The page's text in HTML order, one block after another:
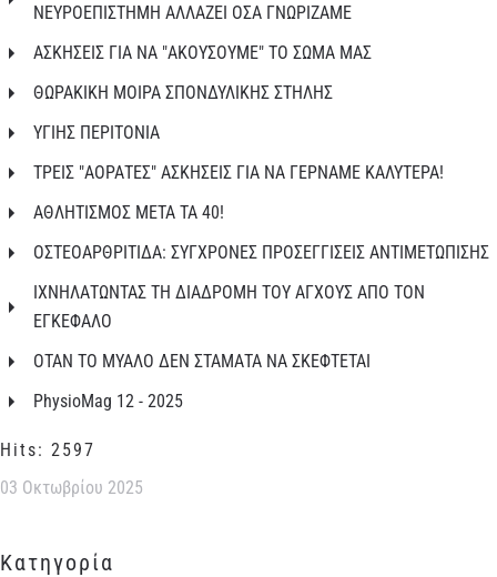
Hits: 2597
03 Οκτωβρίου 2025
Κατηγορία
ΝΕΥΡΟΕΠΙΣΤΗΜΗ ΑΛΛΑΖΕΙ ΟΣΑ ΓΝΩΡΙΖΑΜΕ
ΑΣΚΗΣΕΙΣ ΓΙΑ ΝΑ "ΑΚΟΥΣΟΥΜΕ" ΤΟ ΣΩΜΑ ΜΑΣ
ΘΩΡΑΚΙΚΗ ΜΟΙΡΑ ΣΠΟΝΔΥΛΙΚΗΣ ΣΤΗΛΗΣ
ΥΓΙΗΣ ΠΕΡΙΤΟΝΙΑ
ΤΡΕΙΣ "ΑΟΡΑΤΕΣ" ΑΣΚΗΣΕΙΣ ΓΙΑ ΝΑ ΓΕΡΝΑΜΕ ΚΑΛΥΤΕΡΑ!
ΑΘΛΗΤΙΣΜΟΣ ΜΕΤΑ ΤΑ 40!
ΟΣΤΕΟΑΡΘΡΙΤΙΔΑ: ΣΥΓΧΡΟΝΕΣ ΠΡΟΣΕΓΓΙΣΕΙΣ ΑΝΤΙΜΕΤΩΠΙΣΗΣ
ΙΧΝΗΛΑΤΩΝΤΑΣ ΤΗ ΔΙΑΔΡΟΜΗ ΤΟΥ ΑΓΧΟΥΣ ΑΠΟ ΤΟΝ
ΕΓΚΕΦΑΛΟ
ΟΤΑΝ ΤΟ ΜΥΑΛΟ ΔΕΝ ΣΤΑΜΑΤΑ ΝΑ ΣΚΕΦΤΕΤΑΙ
PhysioMag 12 - 2025